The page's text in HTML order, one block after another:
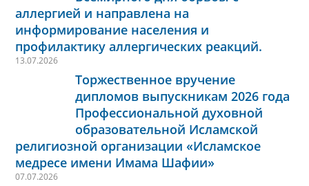
аллергией и направлена на
информирование населения и
профилактику аллергических реакций.
13.07.2026
Торжественное вручение
дипломов выпускникам 2026 года
Профессиональной духовной
образовательной Исламской
религиозной организации «Исламское
медресе имени Имама Шафии»
07.07.2026